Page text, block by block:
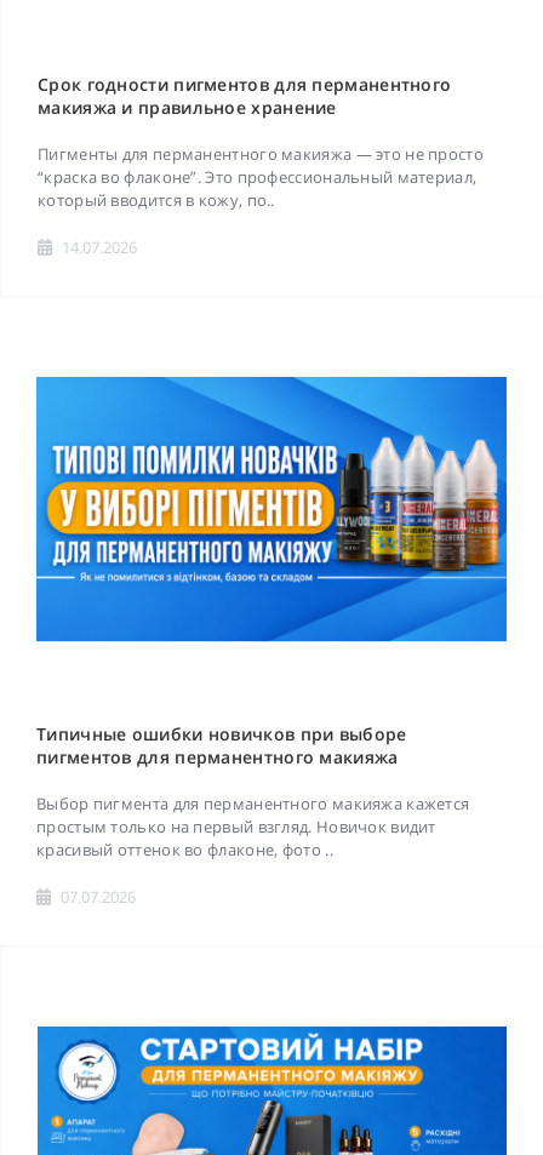
Срок годности пигментов для перманентного
макияжа и правильное хранение
Пигменты для перманентного макияжа — это не просто
“краска во флаконе”. Это профессиональный материал,
который вводится в кожу, по..
14.07.2026
Типичные ошибки новичков при выборе
пигментов для перманентного макияжа
Выбор пигмента для перманентного макияжа кажется
простым только на первый взгляд. Новичок видит
красивый оттенок во флаконе, фото ..
07.07.2026